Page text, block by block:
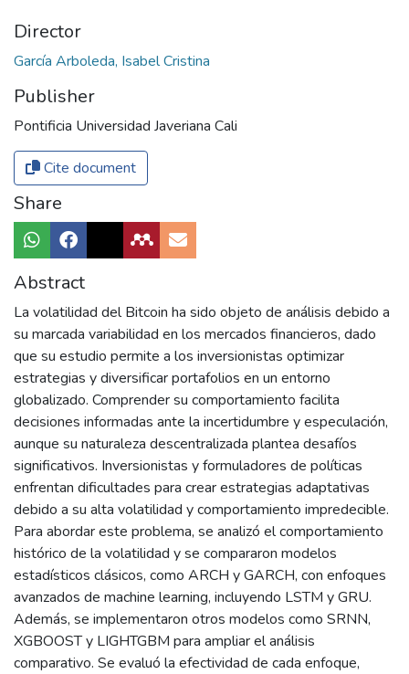
Director
García Arboleda, Isabel Cristina
Publisher
Pontificia Universidad Javeriana Cali
Cite document
Share
Abstract
La volatilidad del Bitcoin ha sido objeto de análisis debido a
su marcada variabilidad en los mercados financieros, dado
que su estudio permite a los inversionistas optimizar
estrategias y diversificar portafolios en un entorno
globalizado. Comprender su comportamiento facilita
decisiones informadas ante la incertidumbre y especulación,
aunque su naturaleza descentralizada plantea desafíos
significativos. Inversionistas y formuladores de políticas
enfrentan dificultades para crear estrategias adaptativas
debido a su alta volatilidad y comportamiento impredecible.
Para abordar este problema, se analizó el comportamiento
histórico de la volatilidad y se compararon modelos
estadísticos clásicos, como ARCH y GARCH, con enfoques
avanzados de machine learning, incluyendo LSTM y GRU.
Además, se implementaron otros modelos como SRNN,
XGBOOST y LIGHTGBM para ampliar el análisis
comparativo. Se evaluó la efectividad de cada enfoque,